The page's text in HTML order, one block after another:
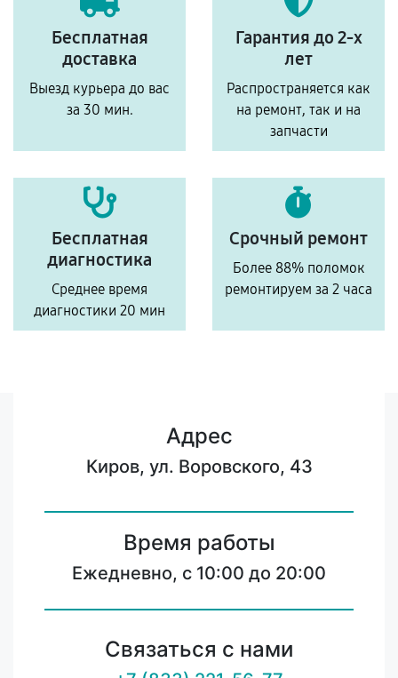
Бесплатная
доставка
Выезд курьера до вас
за 30 мин.
Гарантия до 2-х
лет
Распространяется как
на ремонт, так и на
запчасти
Бесплатная
диагностика
Среднее время
диагностики 20 мин
Срочный ремонт
Более 88% поломок
ремонтируем за 2 часа
Адрес
Киров, ул. Воровского, 43
Время работы
Ежедневно, с 10:00 до 20:00
Связаться с нами